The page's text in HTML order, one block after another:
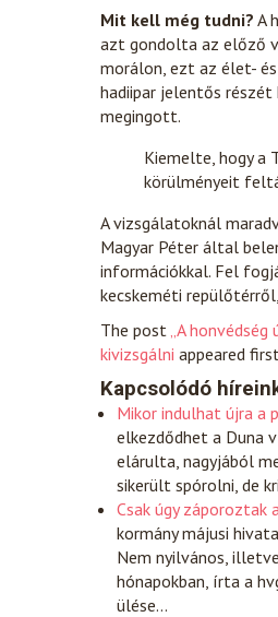
Mit kell még tudni? A
azt gondolta az előző
morálon, ezt az élet-
hadiipar jelentős részét
megingott.
Kiemelte, hogy a
körülményeit
A vizsgálatoknál
Magyar Péter által
információkkal. Fel
kecskeméti
The post„A
kivizsgálni appeared
Kapcsolódó
Mikor indulhat újra a
elkezdődhet a Duna
elárulta, nagyjából
sikerült spórolni, de
Csak úgy
kormány májusi
Nem nyilvános,
hónapokban, írta a
ülése…